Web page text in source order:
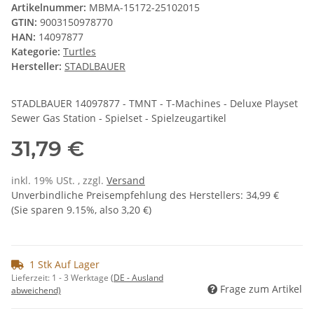
Artikelnummer: MBMA-15172-25102015
GTIN: 9003150978770
HAN: 14097877
Kategorie: Turtles
Hersteller: STADLBAUER
STADLBAUER 14097877 - TMNT - T-Machines - Deluxe Playset
Sewer Gas Station - Spielset - Spielzeugartikel
31,79 €
inkl. 19% USt. , zzgl. Versand
Unverbindliche Preisempfehlung des Herstellers: 34,99 €
(Sie sparen 9.15%, also 3,20 €)
1 Stk Auf Lager
Lieferzeit: 1 - 3 Werktage (DE - Ausland
abweichend)
Frage zum Artikel